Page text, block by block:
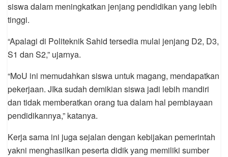
siswa dalam meningkatkan jenjang pendidikan yang lebih
tinggi.
“Apalagi di Politeknik Sahid tersedia mulai jenjang D2, D3,
S1 dan S2,” ujarnya.
“MoU ini memudahkan siswa untuk magang, mendapatkan
pekerjaan. JIka sudah demikian siswa jadi lebih mandiri
dan tidak memberatkan orang tua dalam hal pembiayaan
pendidikannya,” katanya.
Kerja sama ini juga sejalan dengan kebijakan pemerintah
yakni menghasilkan peserta didik yang memiliki sumber